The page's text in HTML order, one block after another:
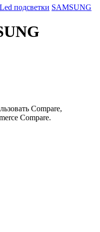
Led подсветки SAMSUNG
Compare,
Compare.